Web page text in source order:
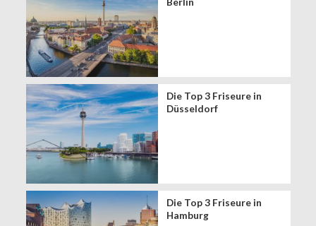
Die Top 3 Friseure in
Düsseldorf
Die Top 3 Friseure in
Hamburg